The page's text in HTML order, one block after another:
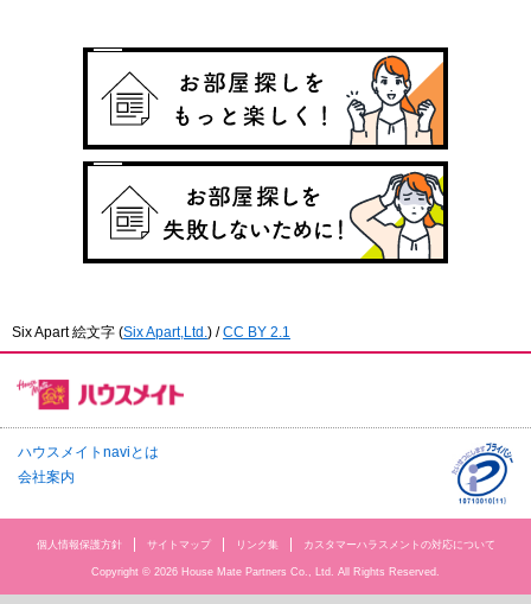
Six Apart 絵文字 (Six Apart,Ltd. ) /CC BY 2.1
ハウスメイトnaviとは
会社案内
個人情報保護方針 サイトマップ リンク集 カスタマーハラスメントの対応について
Copyright © 2026 House Mate Partners Co., Ltd. All Rights Reserved.